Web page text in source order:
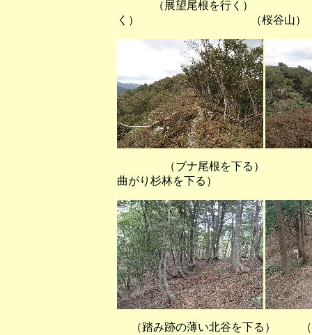
（展望尾根を行く） （
く） （桜谷山）
（ブナ尾根を下
曲がり杉林を下る）
（踏み跡の薄い北谷を下る） （